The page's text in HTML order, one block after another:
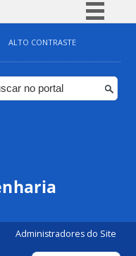
Simplifique!
Comunica BR
Participe
ALTO CONTRASTE
Administradores do Site